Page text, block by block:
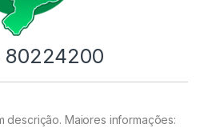
80224200
descrição. Maiores informações: